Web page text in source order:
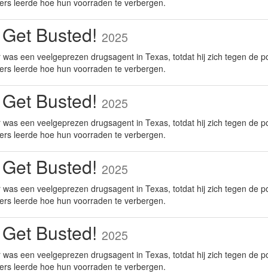
leerde hoe hun voorraden te verbergen.
Busted! 2025
een veelgeprezen drugsagent in Texas, totdat hij zich tegen de
leerde hoe hun voorraden te verbergen.
Busted! 2025
een veelgeprezen drugsagent in Texas, totdat hij zich tegen de
leerde hoe hun voorraden te verbergen.
Busted! 2025
een veelgeprezen drugsagent in Texas, totdat hij zich tegen de
leerde hoe hun voorraden te verbergen.
Busted! 2025
een veelgeprezen drugsagent in Texas, totdat hij zich tegen de
leerde hoe hun voorraden te verbergen.